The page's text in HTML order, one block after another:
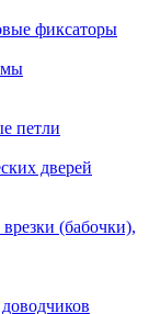
фиксаторы
петли
дверей
(бабочки),